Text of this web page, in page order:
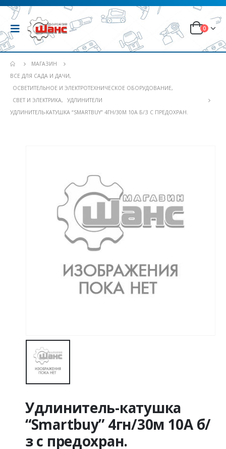
0
МАГАЗИН
ВСЕ ДЛЯ САДА И ДАЧИ,
ОСВЕТИТЕЛЬНОЕ И ЭЛЕКТРОТЕХНИЧЕСКОЕ ОБОРУДОВАНИЕ,
СВЕТ И ЭЛЕКТРИКА,
УДЛИНИТЕЛИ
УДЛИНИТЕЛЬ-КАТУШКА “SMARTBUY” 4ГН/30М 10A Б/З С ПРЕДОХРАН.
Удлинитель-катушка
“Smartbuy” 4гн/30м 10A б/
з с предохран.